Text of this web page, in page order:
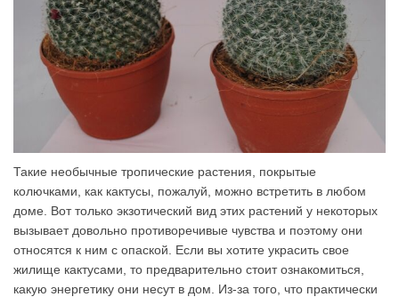
Такие необычные тропические растения, покрытые
колючками, как кактусы, пожалуй, можно встретить в любом
доме. Вот только экзотический вид этих растений у некоторых
вызывает довольно противоречивые чувства и поэтому они
относятся к ним с опаской. Если вы хотите украсить свое
жилище кактусами, то предварительно стоит ознакомиться,
какую энергетику они несут в дом. Из-за того, что практически